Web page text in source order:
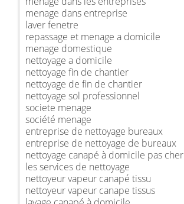
menage dans entreprise
laver fenetre
repassage et menage a domicile
menage domestique
nettoyage a domicile
nettoyage fin de chantier
nettoyage de fin de chantier
nettoyage sol professionnel
societe menage
société menage
entreprise de nettoyage bureaux
entreprise de nettoyage de bureaux
nettoyage canapé à domicile pas cher
les services de nettoyage
nettoyeur vapeur canapé tissu
nettoyeur vapeur canape tissus